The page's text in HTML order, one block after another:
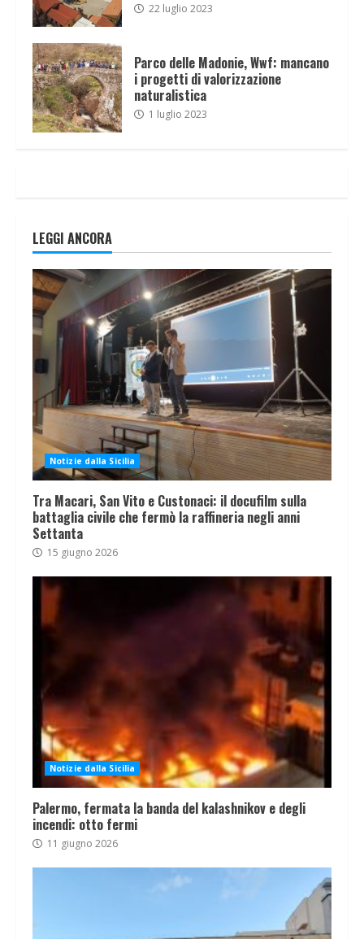
22 luglio 2023
Parco delle Madonie, Wwf: mancano
i progetti di valorizzazione
naturalistica
1 luglio 2023
LEGGI ANCORA
Notizie dalla Sicilia
Tra Macari, San Vito e Custonaci: il docufilm sulla
battaglia civile che fermò la raffineria negli anni
Settanta
15 giugno 2026
Notizie dalla Sicilia
Palermo, fermata la banda del kalashnikov e degli
incendi: otto fermi
11 giugno 2026